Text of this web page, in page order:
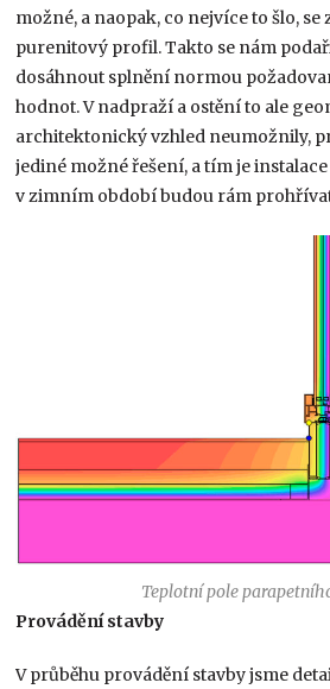
možné, a naopak, co nejvíce to šlo,
purenitový profil. Takto se nám
dosáhnout splnění normou
hodnot. V nadpraží a ostění to ale
architektonický vzhled neumožnily,
jediné možné řešení, a tím je
v zimním období budou rám
Teplotní pole
Provádění stavby
V průběhu provádění stavby jsme